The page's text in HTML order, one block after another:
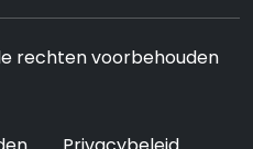
rechten voorbehouden